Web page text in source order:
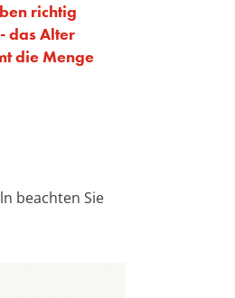
richtig
das Alter
die Menge
beachten Sie